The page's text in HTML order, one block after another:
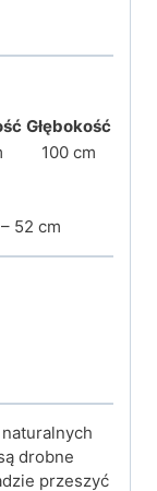
Głębokość
100 cm
52 cm
drobne
przeszyć